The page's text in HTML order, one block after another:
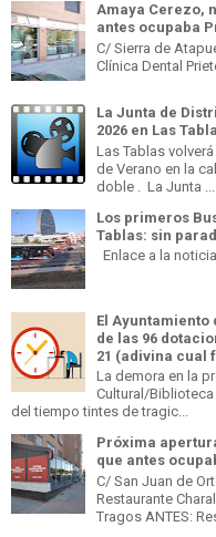
Amaya Cerezo,
antes ocupaba
C/ Sierra de
Clínica Dental
La Junta de
2026 en Las
Las Tablas
de Verano en la
doble . La Junta ...
Los primeros
Tablas: sin
Enlace a la
El
de las 96
21 (adivina cual
La demora en la
Cultural/
del tiempo tintes de tragic...
Próxima
que antes
C/ San Juan de
Restaurante
Tragos ANTES: